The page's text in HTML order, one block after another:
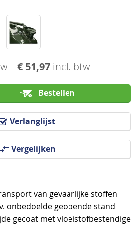
€ 51,97 incl. btw
Bestellen
Verlanglijst
Vergelijken
van gevaarlijke stoffen
onbedoelde geopende stand
gecoat met vloeistofbestendige